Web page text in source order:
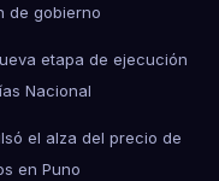
de gobierno
etapa de ejecución
Nacional
el alza del precio de
en Puno